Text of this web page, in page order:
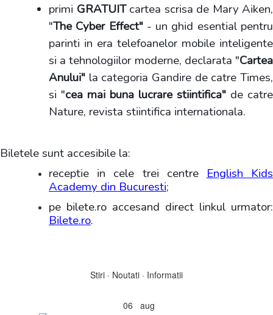
primi GRATUITcartea scrisa de Mary Aiken,
"The Cyber Effect"- un ghid esential pentru
parinti in era telefoanelor mobile inteligente
si a tehnologiilor moderne, declarata "Cartea
Anului" la categoria Gandire de catre Times,
si "cea mai buna lucrare stiintifica" de catre
Nature, revista stiintifica internationala.
Biletele sunt accesibile la:
receptie in cele trei centre English Kids
Academy din Bucuresti;
pe bilete.ro accesand direct linkul urmator:
Bilete.ro.
Stiri · Noutati · Informatii
06 aug